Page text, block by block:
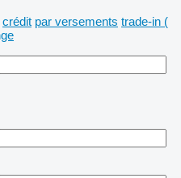
crédit par versements trade-in (